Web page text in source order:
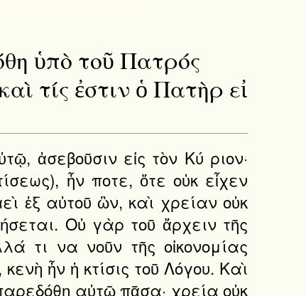
ὑπὸ τοῦ Πατρός
τίς ἐστιν ὁ Πατὴρ εἰ
ἀσεβοῦσιν εἰς τὸν Κύ ριον·
ἦν ποτε, ὅτε οὐκ εἶχεν
ἐξ αὐτοῦ ὣν, καὶ χρείαν οὐκ
Οὐ γὰρ τοῦ ἄρχειν τῆς
τι να νοῦν τῆς οἰκονομίας
ἦν ἡ κτίσις τοῦ Λόγου. Καὶ
αὐτῷ πᾶσα· χρεία οὐκ